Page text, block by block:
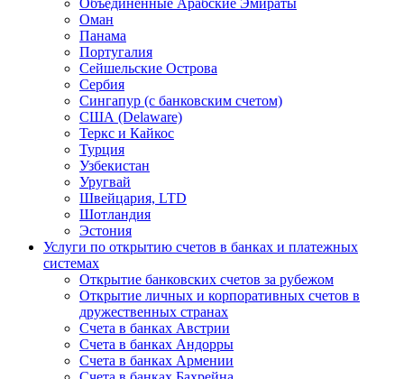
Объединённые Арабские Эмираты
Оман
Панама
Португалия
Сейшельские Острова
Сербия
Сингапур (c банковским счетом)
США (Delaware)
Теркс и Кайкос
Турция
Узбекистан
Уругвай
Швейцария, LTD
Шотландия
Эстония
Услуги по открытию счетов в банках и платежных
системах
Открытие банковских счетов за рубежом
Открытие личных и корпоративных счетов в
дружественных странах
Счета в банках Австрии
Счета в банках Андорры
Счета в банках Армении